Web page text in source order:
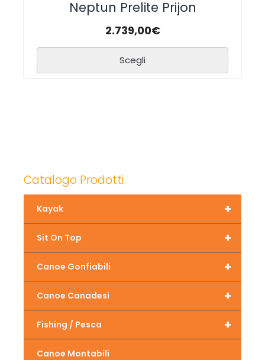
Neptun Prelite Prijon
2.739,00€
Scegli
Catalogo Prodotti
+
Kayak
+
Sit On Top
+
Canoe Gonfiabili
+
Canoe Canadesi
+
Fishing / Pesca
Canoe Montabili